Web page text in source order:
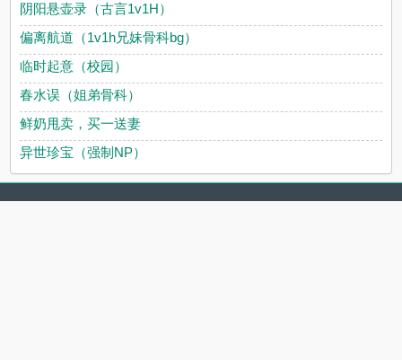
阴阳悬壶录（古言1v1H）
偏离航道（1v1h兄妹骨科bg）
临时起意（校园）
春水误（姐弟骨科）
鲜奶甩卖，买一送妻
异世珍宝（强制NP）